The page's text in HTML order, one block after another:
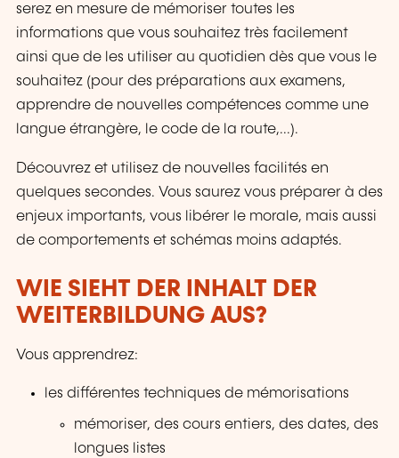
serez en mesure de mémoriser toutes les
informations que vous souhaitez très facilement
ainsi que de les utiliser au quotidien dès que vous le
souhaitez (pour des préparations aux examens,
apprendre de nouvelles compétences comme une
langue étrangère, le code de la route,...).
Découvrez et utilisez de nouvelles facilités en
quelques secondes. Vous saurez vous préparer à des
enjeux importants, vous libérer le morale, mais aussi
de comportements et schémas moins adaptés.
WIE SIEHT DER INHALT DER
WEITERBILDUNG AUS?
Vous apprendrez:
les différentes techniques de mémorisations
mémoriser, des cours entiers, des dates, des
longues listes